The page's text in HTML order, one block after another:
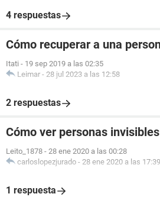
4 respuestas
Cómo recuperar a una
Itati - 19 sep 2019 a las 02:35
Leimar - 28 jul 2023 a las 12:58
2 respuestas
Cómo ver personas
Leito_1878 - 28 ene 2020 a las 00:28
carloslopezjurado - 28 ene 2020 a las 17:39
1 respuesta